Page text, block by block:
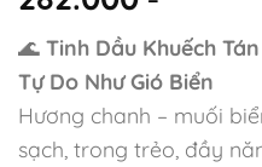
🌊 Tinh Dầu Khuếch
Tự Do Như Gió Biển
Hương chanh – muối
sạch, trong trẻo, đầy